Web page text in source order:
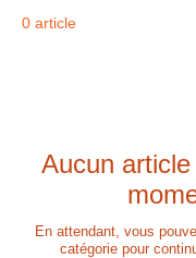
0 article
Aucun
En attendant, vous
catégorie pour